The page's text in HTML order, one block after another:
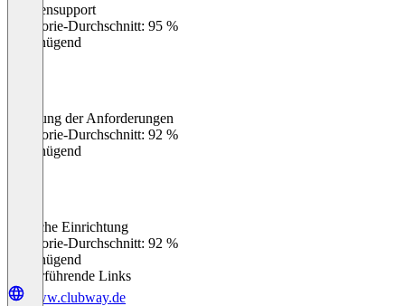
Kundensupport
Kategorie-Durchschnitt: 95 %
Ungenügend
Erfüllung der Anforderungen
Kategorie-Durchschnitt: 92 %
Ungenügend
Einfache Einrichtung
Kategorie-Durchschnitt: 92 %
Ungenügend
Weiterführende Links
www.clubway.de